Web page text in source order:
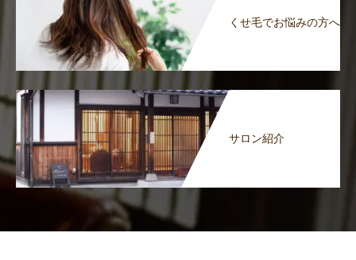
くせ毛でお悩みの方へ
サロン紹介